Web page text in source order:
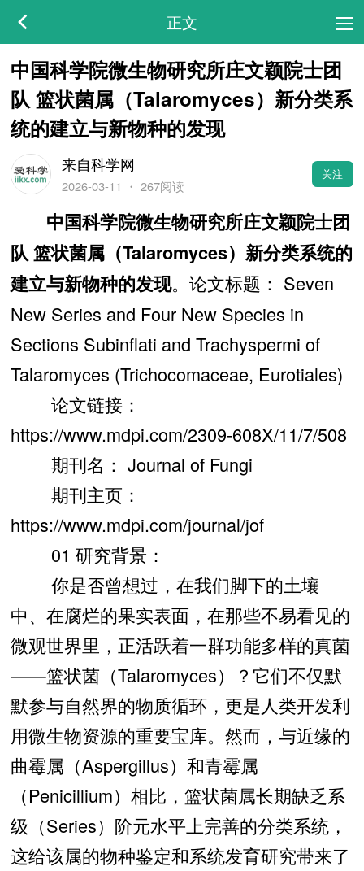
正文
中国科学院微生物研究所庄文颖院士团
队 篮状菌属（Talaromyces）新分类系
统的建立与新物种的发现
来自科学网
2026-03-11 ・ 267阅读
关注
中国科学院微生物研究所庄文颖院士团
队 篮状菌属（Talaromyces）新分类系统的
建立与新物种的发现。论文标题： Seven
New Series and Four New Species in
Sections Subinflati and Trachyspermi of
Talaromyces (Trichocomaceae, Eurotiales)
论文链接：
https://www.mdpi.com/2309-608X/11/7/508
期刊名： Journal of Fungi
期刊主页：
https://www.mdpi.com/journal/jof
01 研究背景：
你是否曾想过，在我们脚下的土壤
中、在腐烂的果实表面，在那些不易看见的
微观世界里，正活跃着一群功能多样的真菌
——篮状菌（Talaromyces）？它们不仅默
默参与自然界的物质循环，更是人类开发利
用微生物资源的重要宝库。然而，与近缘的
曲霉属（Aspergillus）和青霉属
（Penicillium）相比，篮状菌属长期缺乏系
级（Series）阶元水平上完善的分类系统，
这给该属的物种鉴定和系统发育研究带来了